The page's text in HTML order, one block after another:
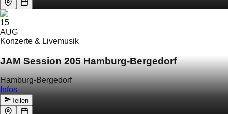
15
AUG
Konzerte & Livemusik
JAM Session 205 Hamburg-Bergedorf
Hamburg-Bergedorf
Infos
Teilen